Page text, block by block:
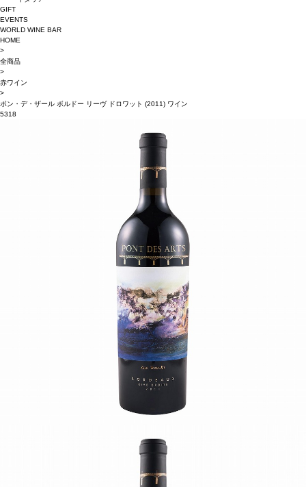
GIFT
EVENTS
WORLD WINE BAR
HOME
>
全商品
>
赤ワイン
>
ポン・デ・ザール ボルドー リーヴ ドロワット (2011) ワイン
5318